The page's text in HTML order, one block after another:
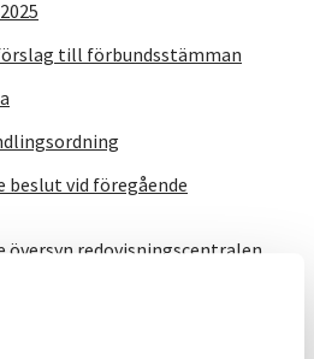
till förbundsstämman
beslut vid föregående
översyn redovisningscentralen